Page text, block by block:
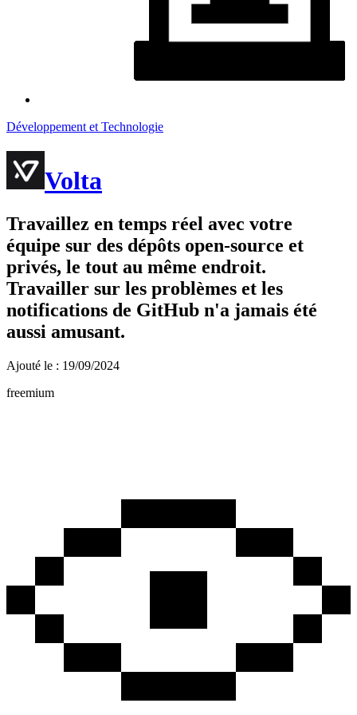
Développement et Technologie
Volta
Travaillez en temps réel avec votre
équipe sur des dépôts open-source et
privés, le tout au même endroit.
Travailler sur les problèmes et les
notifications de GitHub n'a jamais été
aussi amusant.
Ajouté le : 19/09/2024
freemium